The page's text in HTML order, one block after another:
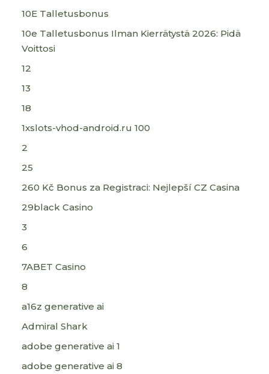
10E Talletusbonus
10e Talletusbonus Ilman Kierrätystä 2026: Pidä
Voittosi
12
13
18
1xslots-vhod-android.ru 100
2
25
260 Kč Bonus za Registraci: Nejlepší CZ Casina
29black Casino
3
6
7ABET Casino
8
a16z generative ai
Admiral Shark
adobe generative ai 1
adobe generative ai 8